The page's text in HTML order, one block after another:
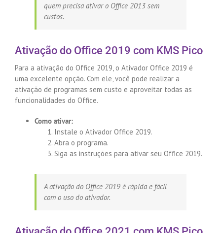
quem precisa ativar o Office 2013 sem
custos.
Ativação do Office 2019 com KMS Pico
Para a ativação do Office 2019, o Ativador Office 2019 é
uma excelente opção. Com ele, você pode realizar a
ativação de programas sem custo e aproveitar todas as
funcionalidades do Office.
Como ativar:
Instale o Ativador Office 2019.
Abra o programa.
Siga as instruções para ativar seu Office 2019.
A ativação do Office 2019 é rápida e fácil
com o uso do ativador.